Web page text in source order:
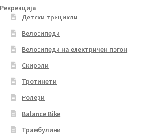
Рекреација
Детски трицикли
Велосипеди
Велосипеди на електричен погон
Скироли
Тротинети
Ролери
Balance Bike
Трамбулини